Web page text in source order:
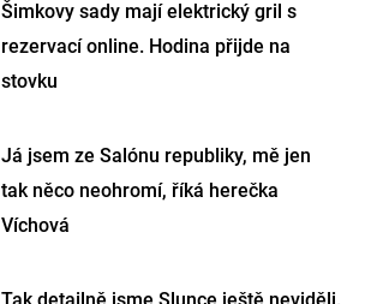
Šimkovy sady mají elektrický gril s
rezervací online. Hodina přijde na
stovku
Já jsem ze Salónu republiky, mě jen
tak něco neohromí, říká herečka
Víchová